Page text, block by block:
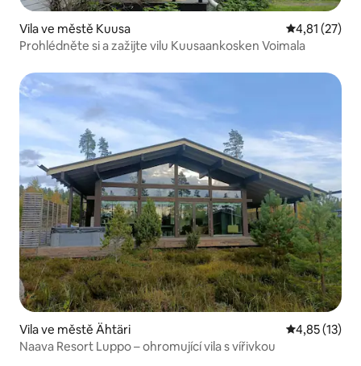
Vila ve městě Kuusa Průměrné
4,81 (27)
Prohlédněte si a zažijte vilu Kuusaankosken Voimala
Vila ve městě Ähtäri Průměrné
4,85 (13)
Naava Resort Luppo – ohromující vila s vířivkou